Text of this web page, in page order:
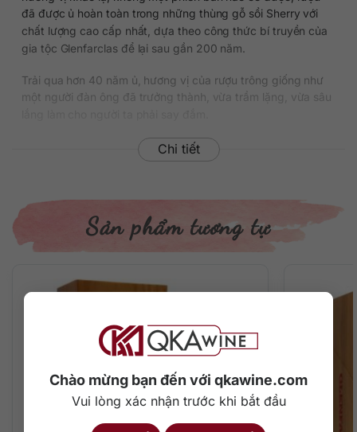
Chào mừng bạn đến với qkawine.com
Vui lòng xác nhận trước khi bắt đầu
đã được ủ hoàn toàn trong những thùng gỗ sồi Sherry với
chất lượng cao cấp nhất, dựa theo công thức bí truyền của
gia tộc Glenfarclas để lại sau gần 200 năm.
Trải qua hơn 40 năm ủ, hương vị của rượu trông giống như
một người đàn ông đã trưởng thành, vừa trầm lặng, vừa sâu
Chưa cần bật nắp, chỉ cần quan sát chai rượu thôi cũng đủ
làm nhiều dân sành rượu phải đê mê. Rượu sở hữu thiết kế
điển kết hợp với truyền thống. Nhà chưng cất đã sử dụng
mẫu chai giống với những phiên bản trước đó, điều đó
khẳng định triết lý và chất lượng sản phẩm của thương hiệu
này.
Rượu được ra mắt lần đầu tiên vào năm 2010, tại lễ hội Spirit
Of Speyside. Kể từ khi “cất tiếng khóc chào đời”, dòng rượu
đầu trong ngành công nghiệp rượu trên toàn thế giới. Rượu
có nồng độ 43%, sắc màu hổ phách đẹp mắt.
Thông tin chi tiết
Xuất xứ: Scotland
Thương hiệu: Glenfarclas
Chi tiết
Sản phẩm tương tự